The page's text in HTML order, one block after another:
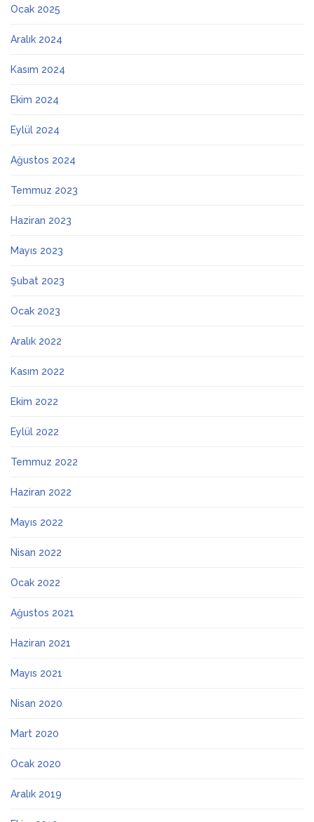
Ocak 2025
Aralık 2024
Kasım 2024
Ekim 2024
Eylül 2024
Ağustos 2024
Temmuz 2023
Haziran 2023
Mayıs 2023
Şubat 2023
Ocak 2023
Aralık 2022
Kasım 2022
Ekim 2022
Eylül 2022
Temmuz 2022
Haziran 2022
Mayıs 2022
Nisan 2022
Ocak 2022
Ağustos 2021
Haziran 2021
Mayıs 2021
Nisan 2020
Mart 2020
Ocak 2020
Aralık 2019